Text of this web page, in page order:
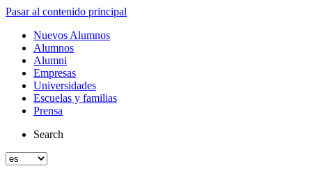
Pasar al contenido principal
Nuevos Alumnos
Alumnos
Alumni
Empresas
Universidades
Escuelas y familias
Prensa
Search